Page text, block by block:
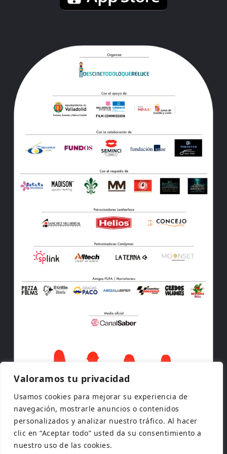
Valoramos tu privacidad
Usamos cookies para mejorar su experiencia de
navegación, mostrarle anuncios o contenidos
personalizados y analizar nuestro tráfico. Al hacer
clic en “Aceptar todo” usted da su consentimiento a
nuestro uso de las cookies.